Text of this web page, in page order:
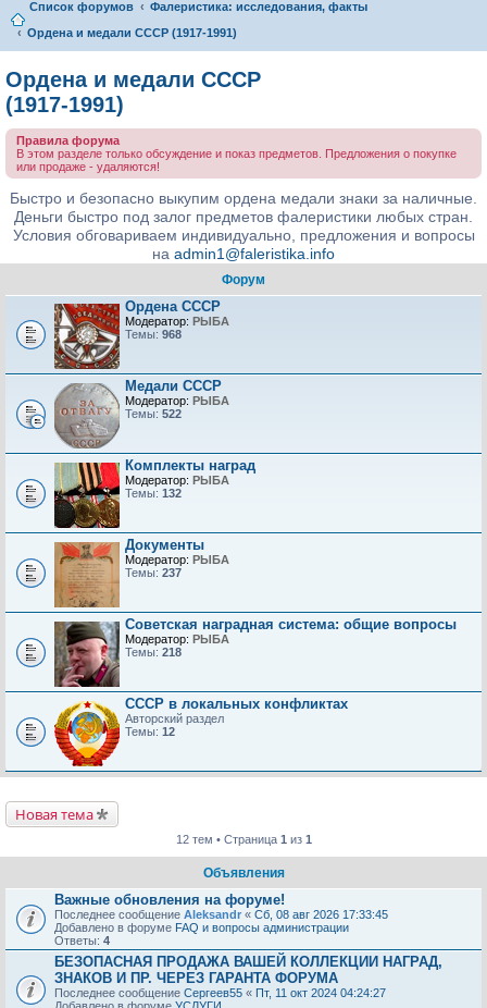
Список форумов
Фалеристика: исследования, факты
Ордена и медали СССР (1917-1991)
Ордена и медали СССР
(1917-1991)
Правила форума
В этом разделе только обсуждение и показ предметов. Предложения о покупке
или продаже - удаляются!
Быстро и безопасно выкупим ордена медали знаки за наличные.
Деньги быстро под залог предметов фалеристики любых стран.
Условия обговариваем индивидуально, предложения и вопросы
на admin1@faleristika.info
Форум
Ордена СССР
Модератор: РЫБА
Темы: 968
Медали СССР
Модератор: РЫБА
Темы: 522
Комплекты наград
Модератор: РЫБА
Темы: 132
Документы
Модератор: РЫБА
Темы: 237
Советская наградная система: общие вопросы
Модератор: РЫБА
Темы: 218
СССР в локальных конфликтах
Авторский раздел
Темы: 12
Новая тема
12 тем • Страница 1 из 1
Объявления
Важные обновления на форуме!
Последнее сообщение Aleksandr « Сб, 08 авг 2026 17:33:45
Добавлено в форуме FAQ и вопросы администрации
Ответы: 4
БЕЗОПАСНАЯ ПРОДАЖА ВАШЕЙ КОЛЛЕКЦИИ НАГРАД,
ЗНАКОВ И ПР. ЧЕРЕЗ ГАРАНТА ФОРУМА
Последнее сообщение Сергеев55 « Пт, 11 окт 2024 04:24:27